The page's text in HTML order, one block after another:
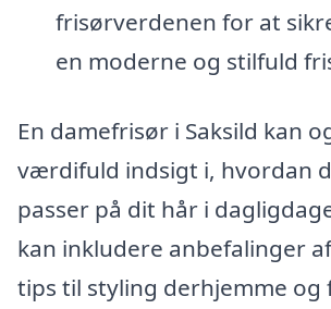
frisørverdenen for at
en moderne og stilfuld
En damefrisør i Saksild kan
værdifuld indsigt i, hvordan
passer på dit hår i
kan inkludere anbefalinger
tips til styling derhjemme og